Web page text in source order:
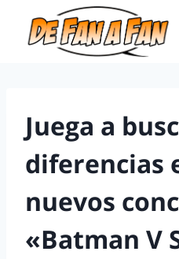
Juega a
diferencias
nuevos
«Batman V